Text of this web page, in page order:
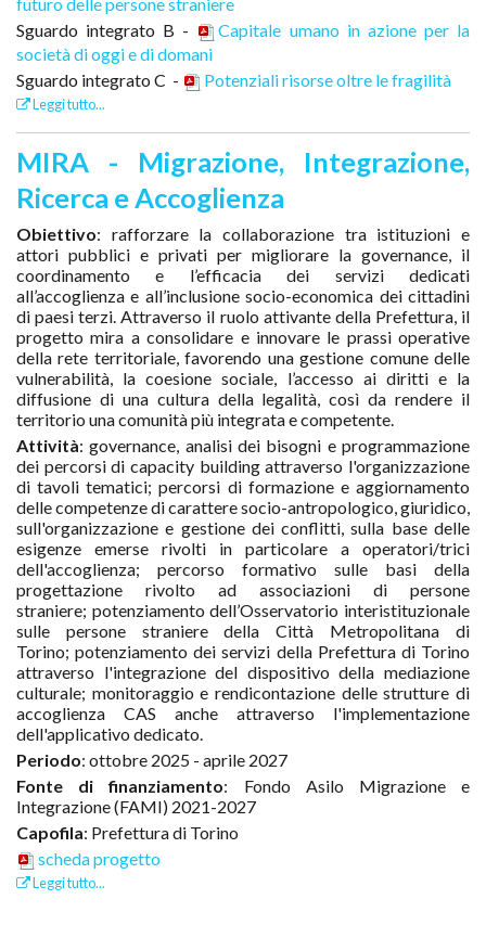
Sguardo integrato B -
Capitale umano in azione per la
società di oggi e di domani
Sguardo integrato C -
Potenziali risorse oltre le fragilità
Leggi tutto...
MIRA - Migrazione, Integrazione,
Ricerca e Accoglienza
Obiettivo: rafforzare la collaborazione tra istituzioni e
attori pubblici e privati per migliorare la governance, il
coordinamento e l’efficacia dei servizi dedicati
all’accoglienza e all’inclusione socio-economica dei cittadini
di paesi terzi. Attraverso il ruolo attivante della Prefettura, il
progetto mira a consolidare e innovare le prassi operative
della rete territoriale, favorendo una gestione comune delle
vulnerabilità, la coesione sociale, l’accesso ai diritti e la
diffusione di una cultura della legalità, così da rendere il
territorio una comunità più integrata e competente.
Attività: governance, analisi dei bisogni e programmazione
dei percorsi di capacity building attraverso l'organizzazione
di tavoli tematici; percorsi di formazione e aggiornamento
delle competenze di carattere socio-antropologico, giuridico,
sull'organizzazione e gestione dei conflitti, sulla base delle
esigenze emerse rivolti in particolare a operatori/trici
dell'accoglienza; percorso formativo sulle basi della
progettazione rivolto ad associazioni di persone
straniere; potenziamento dell’Osservatorio interistituzionale
sulle persone straniere della Città Metropolitana di
Torino; potenziamento dei servizi della Prefettura di Torino
attraverso l'integrazione del dispositivo della mediazione
culturale; monitoraggio e rendicontazione delle strutture di
accoglienza CAS anche attraverso l'implementazione
dell'applicativo dedicato.
Periodo: ottobre 2025 - aprile 2027
Fonte di finanziamento: Fondo Asilo Migrazione e
Integrazione (FAMI) 2021-2027
Capofila: Prefettura di Torino
scheda progetto
Leggi tutto...